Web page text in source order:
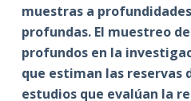
muestras a
profundas. El muestreo
profundos en la
que estiman las reservas
estudios que evalúan la